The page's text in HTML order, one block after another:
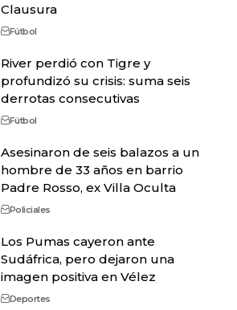
Clausura
Fútbol
River perdió con Tigre y
profundizó su crisis: suma seis
derrotas consecutivas
Fútbol
Asesinaron de seis balazos a un
hombre de 33 años en barrio
Padre Rosso, ex Villa Oculta
Policiales
Los Pumas cayeron ante
Sudáfrica, pero dejaron una
imagen positiva en Vélez
Deportes